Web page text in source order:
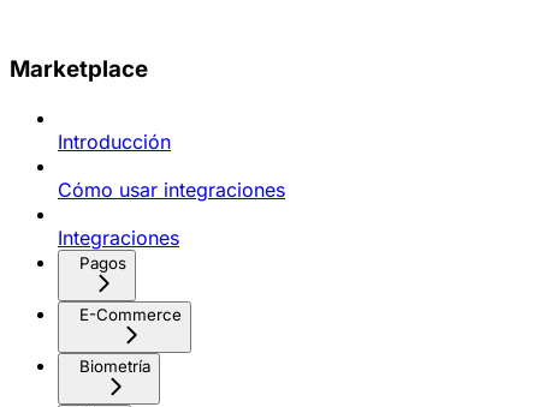
Marketplace
Introducción
Cómo usar integraciones
Integraciones
Pagos
E-Commerce
Biometría